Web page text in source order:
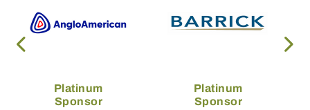
Platinum
Sponsor
Platinum
Sponsor